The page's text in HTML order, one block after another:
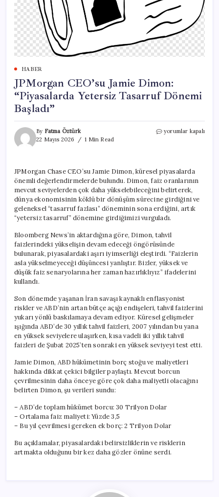
HABER
JPMorgan CEO’su Jamie Dimon:
“Piyasalarda Yetersiz Tasarruf Dönemi
Başladı”
By Fatma Öztürk
22 Mayıs 2026
1 Min Read
JPMorgan
Yetersiz
Tasarruf
Dönemi
Başladı”
için
yorumlar kapalı
JPMorgan Chase CEO’su Jamie Dimon, küresel piyasalarda
önemli değerlendirmelerde bulundu. Dimon, faiz oranlarının
mevcut seviyelerden çok daha yükselebileceğini belirterek,
dünya ekonomisinin köklü bir dönüşüm sürecine girdiğini ve
geleneksel “tasarruf fazlası” döneminin sona erdiğini, artık
“yetersiz tasarruf” dönemine girdiğimizi vurguladı.
Bloomberg News’in aktardığına göre, Dimon, tahvil
faizlerindeki yükselişin devam edeceği öngörüsünde
bulunarak, piyasalardaki aşırı iyimserliği eleştirdi. “Faizlerin
asla yükselmeyeceği düşüncesi yanlıştır. Bizler, yüksek ve
düşük faiz senaryolarına her zaman hazırlıklıyız” ifadelerini
kullandı.
Son dönemde yaşanan İran savaşı kaynaklı enflasyonist
riskler ve ABD’nin artan bütçe açığı endişeleri, tahvil faizlerini
yukarı yönlü baskılamaya devam ediyor. Küresel gelişmeler
ışığında ABD’de 30 yıllık tahvil faizleri, 2007 yılından bu yana
en yüksek seviyelere ulaşırken, kısa vadeli iki yıllık tahvil
faizleri de Şubat 2025’ten sonraki en yüksek seviyeyi test etti.
Jamie Dimon, ABD hükümetinin borç stoğu ve maliyetleri
hakkında dikkat çekici bilgiler paylaştı. Mevcut borcun
çevrilmesinin daha önceye göre çok daha maliyetli olacağını
belirten Dimon, şu verileri sundu:
– ABD’de toplam hükümet borcu: 30 Trilyon Dolar
– Ortalama faiz maliyeti: Yüzde 3,5
– Bu yıl çevrilmesi gereken ek borç: 2 Trilyon Dolar
Bu açıklamalar, piyasalardaki belirsizliklerin ve risklerin
artmakta olduğunu bir kez daha gözler önüne serdi.